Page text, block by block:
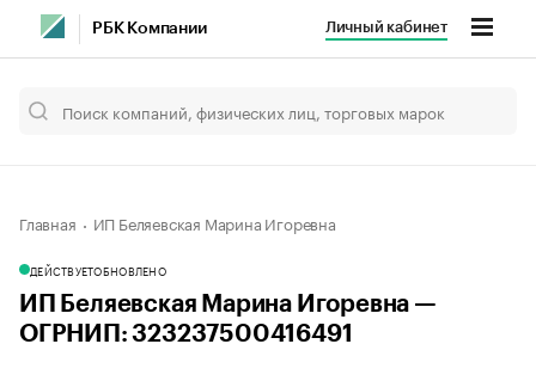
РБК Компании Личный кабинет
Главная ИП Беляевская Марина Игоревна
ДЕЙСТВУЕТОБНОВЛЕНО
ИП Беляевская Марина Игоревна —
ОГРНИП: 323237500416491